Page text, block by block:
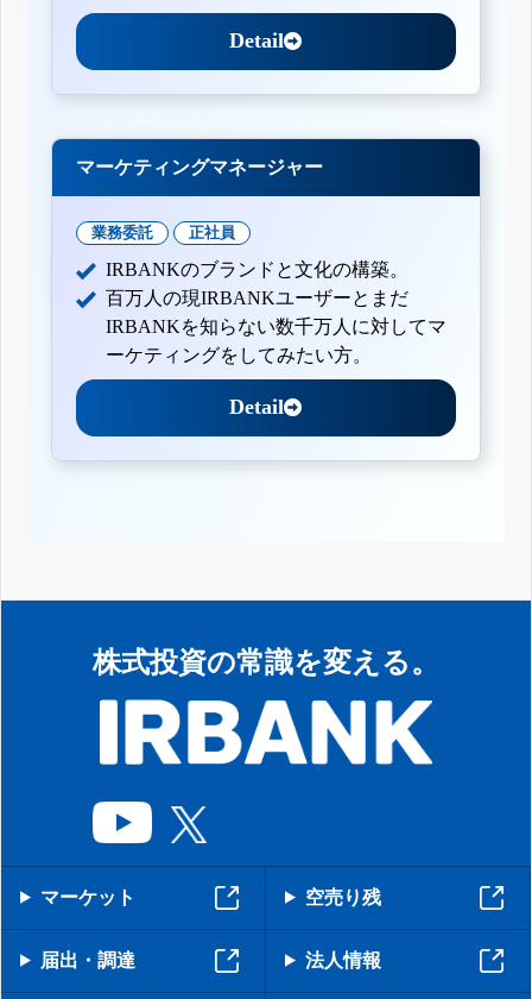
Detail
マーケティングマネージャー
業務委託 正社員
IRBANKのブランドと文化の構築。
百万人の現IRBANKユーザーとまだ
IRBANKを知らない数千万人に対してマ
ーケティングをしてみたい方。
Detail
株式投資の常識を変える。
マーケット 空売り残
届出・調達 法人情報